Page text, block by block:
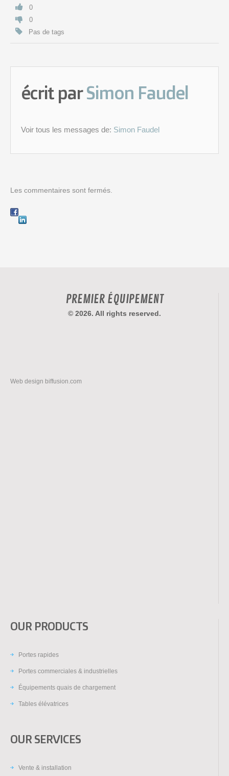
0
0
Pas de tags
écrit parSimon Faudel
Voir tous les messages de: Simon Faudel
Les commentaires sont fermés.
PREMIER ÉQUIPEMENT
© 2026. All rights reserved.
Web design biffusion.com
OUR PRODUCTS
Portes rapides
Portes commerciales & industrielles
Équipements quais de chargement
Tables élévatrices
OUR SERVICES
Vente & installation